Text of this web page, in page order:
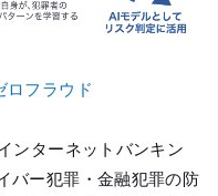
ロフラウド
ンターネットバンキン
バー犯罪・金融犯罪の防